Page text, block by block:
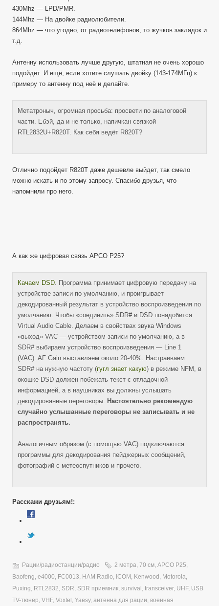
430Mhz — LPD/PMR.
144Mhz — На двойке радиолюбители.
864Mhz — что угодно, от радиотелефонов, то жучков закладок и
т.д.
Антенну использовать лучше другую, штатная не очень хорошо
подойдет. И ещё, если хотите слушать двойку (143-174МГц) к
примеру то антенну под неё и делайте.
Метатроныч, огромная просьба: просвети по аналоговой
части. Ебэй, да и не только, напичкан связкой
RTL2832U+R820T. Как себя ведёт R820T?
Отлично подойдет R820T даже дешевле выйдет, так смело
можно искать и по этому запросу. Спасибо друзья, что
напомнили про него.
А как же цифровая связь APCO P25?
Качаем DSD . Программа принимает цифровую передачу на
устройстве записи по умолчанию, и проигрывает
декодированный результат в устройство воспроизведения по
умолчанию. Чтобы «соединить» SDR# и DSD понадобится
Virtual Audio Cable. Делаем в свойствах звука Windows
«выход» VAC — устройством записи по умолчанию, а в
SDR# выбираем устройство воспроизведения — Line 1
(VAC). AF Gain выставляем около 20-40%. Настраиваем
SDR# на нужную частоту (гугл знает какую) в режиме NFM, в
окошке DSD должен побежать текст с отладочной
информацией, а в наушниках вы должны услышать
декодированные переговоры. Настоятельно рекомендую
случайно услышанные переговоры не записывать и не
распространять.
Аналогичным образом (с помощью VAC) подключаются
программы для декодирования пейджерных сообщений,
фотографий с метеоспутников и прочего.
Расскажи друзьям!:
Рации/радиостанции/радио 2 метра 70 см APCO P25
Baofeng e4000 FC0013 HAM Radio ICOM Kenwood Motorola
Puxing RTL2832 SDR SDR приемник survival transceiver, UHF, USB
TV-тюнер VHF, Voxtel Yaesy, антенна для рации военная